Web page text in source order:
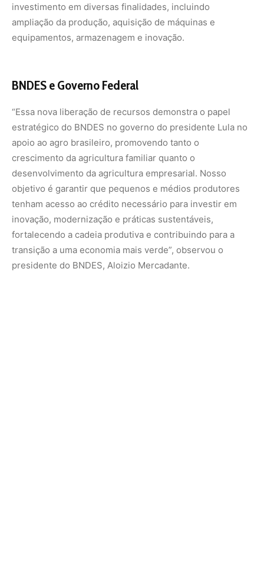
investimento em diversas finalidades, incluindo
ampliação da produção, aquisição de máquinas e
equipamentos, armazenagem e inovação.
BNDES e Governo Federal
“Essa nova liberação de recursos demonstra o papel
estratégico do BNDES no governo do presidente Lula no
apoio ao agro brasileiro, promovendo tanto o
crescimento da agricultura familiar quanto o
desenvolvimento da agricultura empresarial. Nosso
objetivo é garantir que pequenos e médios produtores
tenham acesso ao crédito necessário para investir em
inovação, modernização e práticas sustentáveis,
fortalecendo a cadeia produtiva e contribuindo para a
transição a uma economia mais verde”, observou o
presidente do BNDES, Aloizio Mercadante.